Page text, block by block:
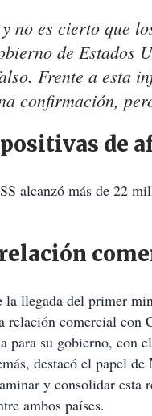
no es cierto que
de Estados
Frente a esta
confirmación,
de
alcanzó más de 22
la llegada del primer
relación comercial con
para su gobierno, con
destacó el papel de
y consolidar esta
ambos países.